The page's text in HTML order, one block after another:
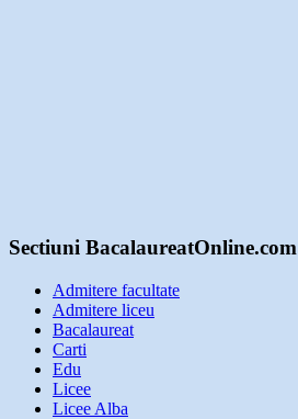
Sectiuni BacalaureatOnline.com
Admitere facultate
Admitere liceu
Bacalaureat
Carti
Edu
Licee
Licee Alba